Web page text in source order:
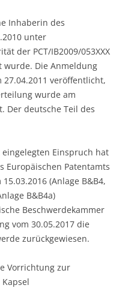
Inhaberin des
unter
der PCT/IB2009/053XXX
wurde. Die Anmeldung
veröffentlicht,
wurde am
Der deutsche Teil des
Einspruch hat
Europäischen Patentamts
(Anlage B&B4,
B&B4a)
Beschwerdekammer
vom 30.05.2017 die
zurückgewiesen.
Vorrichtung zur